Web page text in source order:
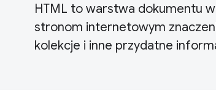
HTML to warstwa dokumentu
stronom internetowym
kolekcje i inne przydatne